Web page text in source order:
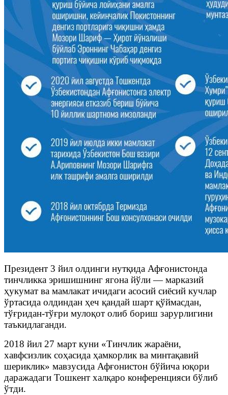
Президент 3 йил олдинги нутқида Афғонистонда
тинчликка эришишнинг ягона йўли — марказий
ҳукумат ва мамлакат ичидаги асосий сиёсий кучлар
ўртасида олдиндан ҳеч қандай шарт қўймасдан,
тўғридан-тўғри мулоқот олиб бориш зарурлигини
таъкидлаганди.
2018 йил 27 март куни «Тинчлик жараёни,
хавфсизлик соҳасида ҳамкорлик ва минтақавий
шериклик» мавзусида Афғонистон бўйича юқори
даражадаги Тошкент халқаро конференцияси бўлиб
ўтди.